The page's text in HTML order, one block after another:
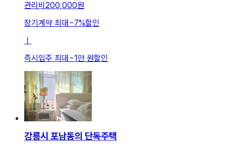
관리비 200,000원
장기계약 최대~7%할인
ㅣ
즉시입주 최대~1만 원할인
강릉시 포남동의 단독주택